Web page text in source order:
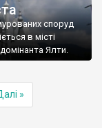
споруд
в місті
Ялти.
»